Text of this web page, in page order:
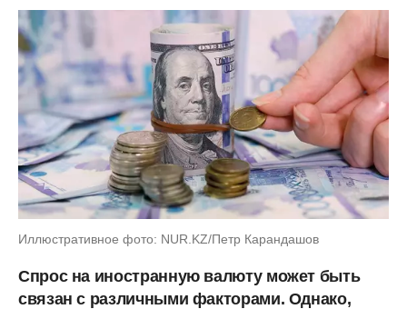
Иллюстративное фото: NUR.KZ/Петр Карандашов
Спрос на иностранную валюту может быть
связан с различными факторами. Однако,